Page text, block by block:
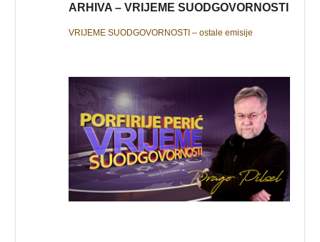
ARHIVA – VRIJEME SUODGOVORNOSTI
VRIJEME SUODGOVORNOSTI – ostale emisije